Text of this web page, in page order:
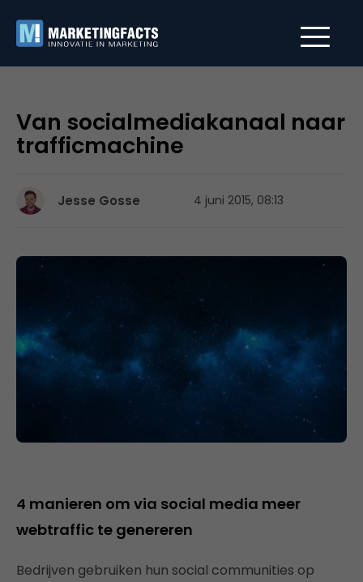
Van socialmediakanaal naar
trafficmachine
Jesse Gosse 4 juni 2015, 08:13
4 manieren om via social media meer
webtraffic te genereren
Bedrijven gebruiken hun social communities op